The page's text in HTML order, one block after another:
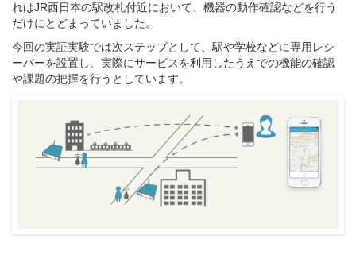
れはJR西日本の駅改札付近において、機器の動作確認などを行う
だけにとどまっていました。
今回の実証実験では次ステップとして、駅や学校などに専用レシ
ーバーを設置し、実際にサービスを利用したうえでの機能の確認
や課題の把握を行うとしています。